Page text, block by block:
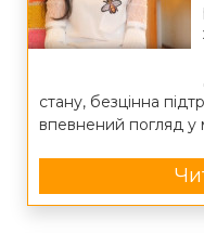
стану, безцінна
впевнений погляд у